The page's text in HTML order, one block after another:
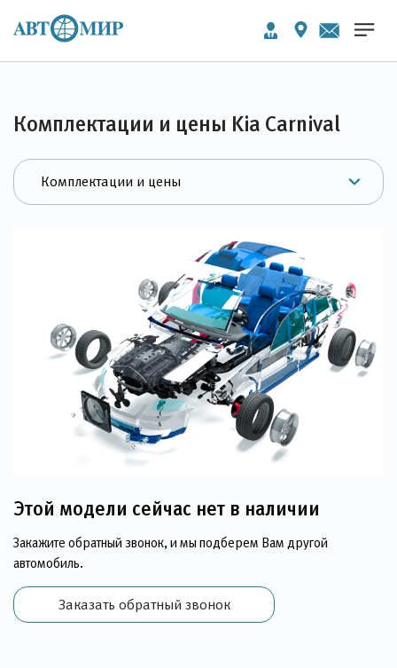
Комплектации и цены Kia Carnival
Этой модели сейчас нет в наличии
Закажите обратный звонок, и мы подберем Вам другой
автомобиль.
Заказать обратный звонок